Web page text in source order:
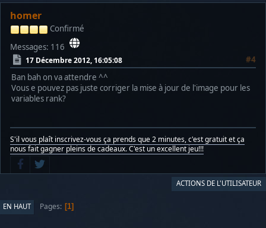
homer
Confirmé
Messages: 116
17 Décembre 2012, 16:05:08
#4
Ban bah on va attendre ^^
Vous e pouvez pas juste corriger la mise à jour de l'image pour les
variables rank?
S'il vous plaît inscrivez-vous ça prends que 2 minutes, c'est gratuit et ça
nous fait gagner pleins de cadeaux. C'est un excellent jeu!!!
ACTIONS DE L'UTILISATEUR
EN HAUT Pages 1